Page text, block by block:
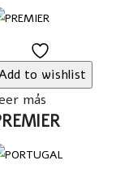
to
to wishlist
más